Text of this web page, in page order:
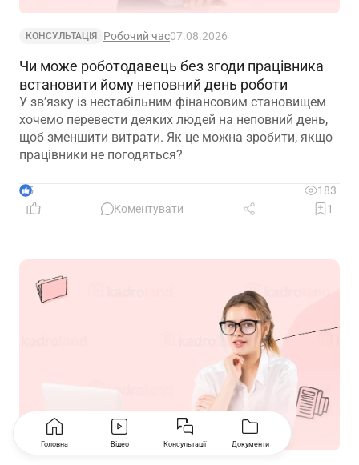
КОНСУЛЬТАЦІЯ Робочий час07.08.2026
Чи може роботодавець без згоди працівника
встановити йому неповний день роботи
У зв’язку із нестабільним фінансовим становищем
хочемо перевести деяких людей на неповний день,
щоб зменшити витрати. Як це можна зробити, якщо
працівники не погодяться?
5
183
Коментувати
1
Головна Відео Консультації Документи